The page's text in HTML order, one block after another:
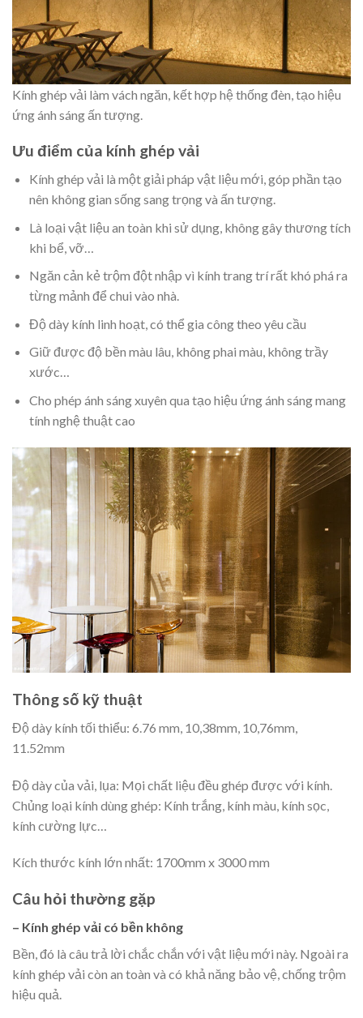
Kính ghép vải làm vách ngăn, kết hợp hệ thống đèn, tạo hiệu
ứng ánh sáng ấn tượng.
Ưu điểm của kính ghép vải
Kính ghép vải là một giải pháp vật liệu mới, góp phần tạo
nên không gian sống sang trọng và ấn tượng.
Là loại vật liệu an toàn khi sử dụng, không gây thương tích
khi bể, vỡ…
Ngăn cản kẻ trộm đột nhập vì kính trang trí rất khó phá ra
từng mảnh để chui vào nhà.
Độ dày kính linh hoạt, có thể gia công theo yêu cầu
Giữ được độ bền màu lâu, không phai màu, không trầy
xước…
Cho phép ánh sáng xuyên qua tạo hiệu ứng ánh sáng mang
tính nghệ thuật cao
Thông số kỹ thuật
Độ dày kính tối thiểu: 6.76 mm, 10,38mm, 10,76mm,
11.52mm
Độ dày của vải, lụa: Mọi chất liệu đều ghép được với kính.
Chủng loại kính dùng ghép: Kính trắng, kính màu, kính sọc,
kính cường lực…
Kích thước kính lớn nhất: 1700mm x 3000 mm
Câu hỏi thường gặp
– Kính ghép vải có bền không
Bền, đó là câu trả lời chắc chắn với vật liệu mới này. Ngoài ra
kính ghép vải còn an toàn và có khả năng bảo vệ, chống trộm
hiệu quả.